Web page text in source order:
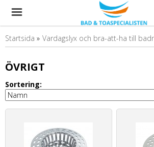
Startsida » Vardagslyx och bra-att-ha till
ÖVRIGT
Sortering: